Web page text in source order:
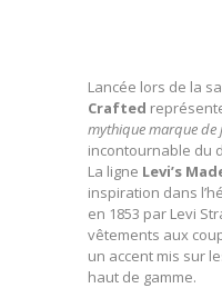
Lancée lors de la
Crafted
mythique marque de
incontournable du
La ligne Levi’s
inspiration dans
en 1853 par Levi
vêtements aux
un accent mis sur
haut de gamme.